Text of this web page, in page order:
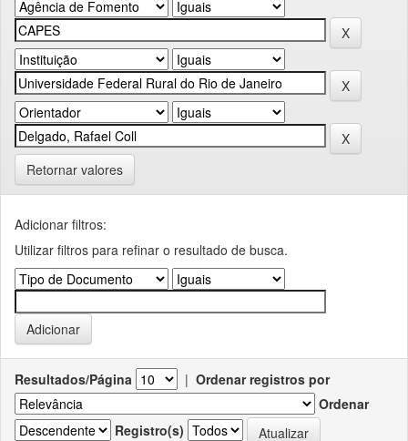
Retornar valores
Adicionar filtros:
Utilizar filtros para refinar o resultado de busca.
Resultados/Página | Ordenar registros por
Ordenar
Registro(s)